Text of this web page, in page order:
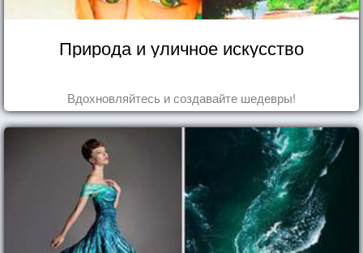
Природа и уличное искусство
Вдохновляйтесь и создавайте шедевры!